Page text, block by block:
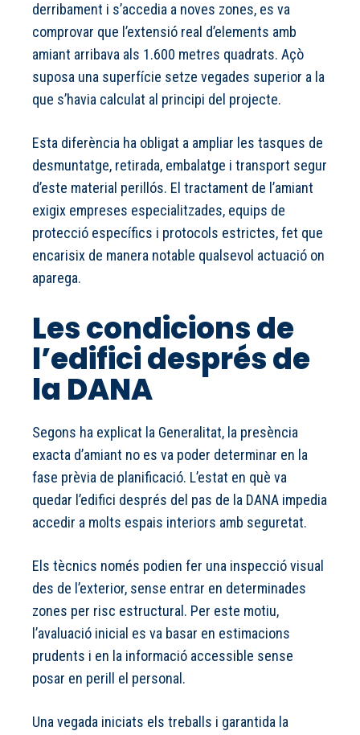
derribament i s’accedia a noves zones, es va
comprovar que l’extensió real d’elements amb
amiant arribava als 1.600 metres quadrats. Açò
suposa una superfície setze vegades superior a la
que s’havia calculat al principi del projecte.
Esta diferència ha obligat a ampliar les tasques de
desmuntatge, retirada, embalatge i transport segur
d’este material perillós. El tractament de l’amiant
exigix empreses especialitzades, equips de
protecció específics i protocols estrictes, fet que
encarisix de manera notable qualsevol actuació on
aparega.
Les condicions de
l’edifici després de
la DANA
Segons ha explicat la Generalitat, la presència
exacta d’amiant no es va poder determinar en la
fase prèvia de planificació. L’estat en què va
quedar l’edifici després del pas de la DANA impedia
accedir a molts espais interiors amb seguretat.
Els tècnics només podien fer una inspecció visual
des de l’exterior, sense entrar en determinades
zones per risc estructural. Per este motiu,
l’avaluació inicial es va basar en estimacions
prudents i en la informació accessible sense
posar en perill el personal.
Una vegada iniciats els treballs i garantida la